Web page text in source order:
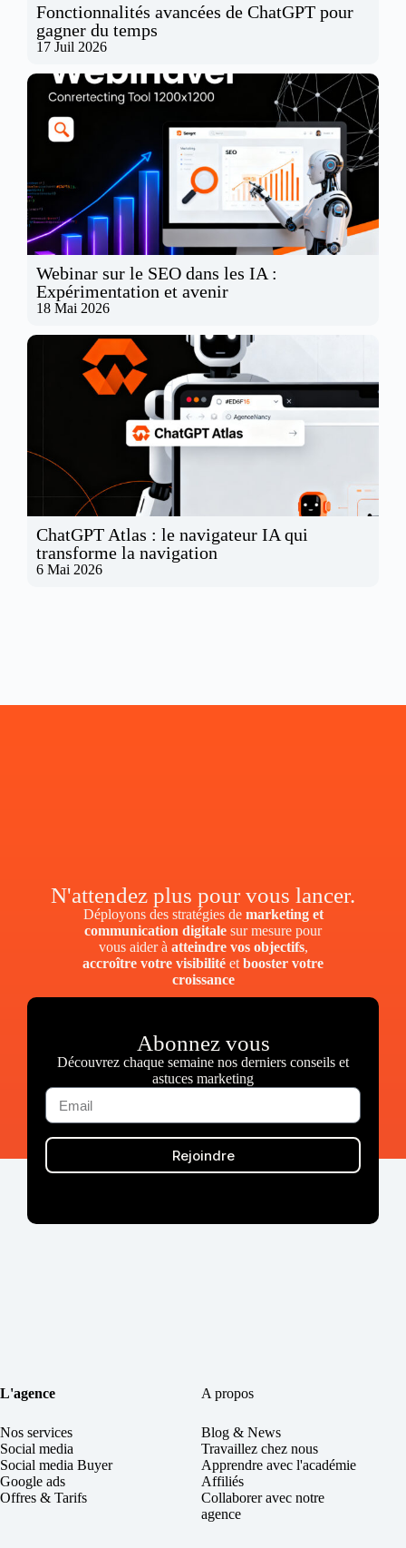
Fonctionnalités avancées de ChatGPT pour
gagner du temps
17 Juil 2026
Webinar sur le SEO dans les IA :
Expérimentation et avenir
18 Mai 2026
ChatGPT Atlas : le navigateur IA qui
transforme la navigation
6 Mai 2026
N'attendez plus pour vous lancer.
Déployons des stratégies de marketing et
communication digitale sur mesure pour
vous aider à atteindre vos objectifs,
accroître votre visibilité et booster votre
croissance
Abonnez vous
Découvrez chaque semaine nos derniers conseils et
astuces marketing
Rejoindre
L'agence
Nos services
Social media
Social media Buyer
Google ads
Offres & Tarifs
A propos
Blog & News
Travaillez chez nous
Apprendre avec l'académie
Affiliés
Collaborer avec notre
agence